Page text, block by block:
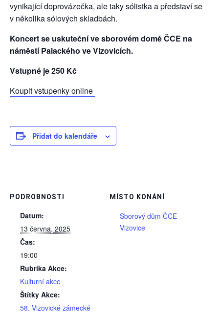
vynikající doprovázečka, ale taky sólistka a představí se
v několika sólových skladbách.
Koncert se uskuteční ve sborovém domě ČCE na
náměstí Palackého ve Vizovicích.
Vstupné je 250 Kč
Koupit vstupenky online
Přidat do kalendáře
PODROBNOSTI
Datum:
13 června, 2025
Čas:
19:00
Rubrika Akce:
Kulturní akce
Štítky Akce:
58. Vizovické zámecké
MÍSTO KONÁNÍ
Sborový dům ČCE
Vizovice